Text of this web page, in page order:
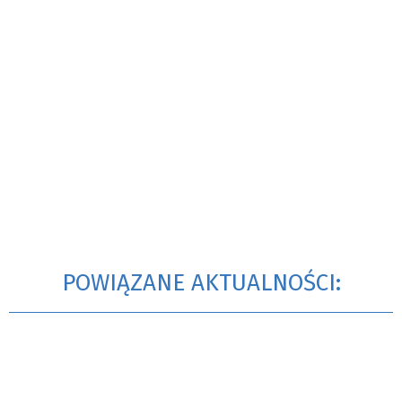
POWIĄZANE AKTUALNOŚCI: